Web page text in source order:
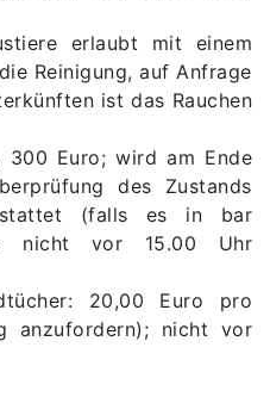
erlaubt mit einem
Reinigung, auf Anfrage
ist das Rauchen
Euro; wird am Ende
des Zustands
(falls es in bar
nicht vor 15.00 Uhr
20,00 Euro pro
anzufordern); nicht vor